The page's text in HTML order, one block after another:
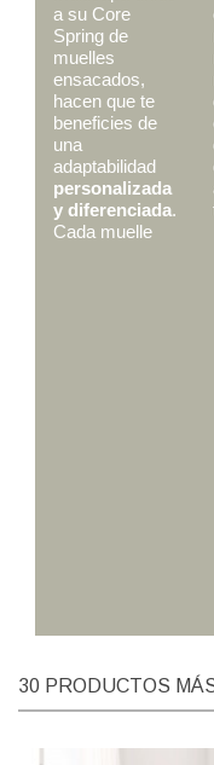
a su Core
Spring de
muelles
ensacados,
hacen que te
beneficies de
una
adaptabilidad
personalizada
y diferenciada.
Cada muelle
30 PRODUCTOS